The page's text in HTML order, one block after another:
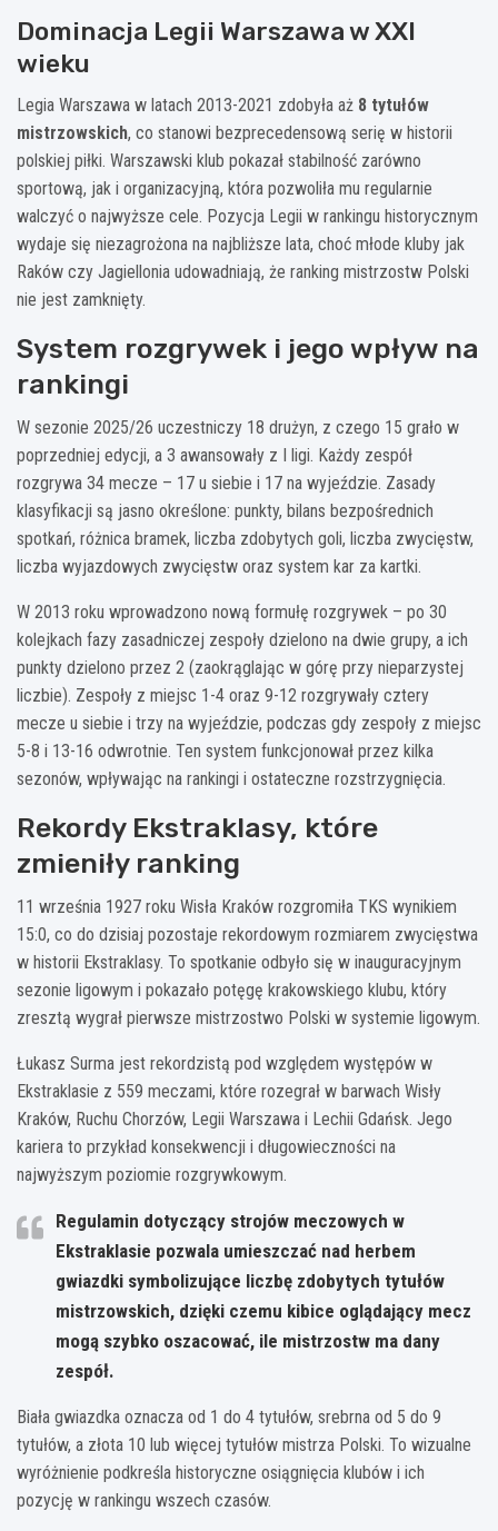
Dominacja Legii Warszawa w XXI
wieku
Legia Warszawa w latach 2013-2021 zdobyła aż 8 tytułów
mistrzowskich, co stanowi bezprecedensową serię w historii
polskiej piłki. Warszawski klub pokazał stabilność zarówno
sportową, jak i organizacyjną, która pozwoliła mu regularnie
walczyć o najwyższe cele. Pozycja Legii w rankingu historycznym
wydaje się niezagrożona na najbliższe lata, choć młode kluby jak
Raków czy Jagiellonia udowadniają, że ranking mistrzostw Polski
nie jest zamknięty.
System rozgrywek i jego wpływ na
rankingi
W sezonie 2025/26 uczestniczy 18 drużyn, z czego 15 grało w
poprzedniej edycji, a 3 awansowały z I ligi. Każdy zespół
rozgrywa 34 mecze – 17 u siebie i 17 na wyjeździe. Zasady
klasyfikacji są jasno określone: punkty, bilans bezpośrednich
spotkań, różnica bramek, liczba zdobytych goli, liczba zwycięstw,
liczba wyjazdowych zwycięstw oraz system kar za kartki.
W 2013 roku wprowadzono nową formułę rozgrywek – po 30
kolejkach fazy zasadniczej zespoły dzielono na dwie grupy, a ich
punkty dzielono przez 2 (zaokrąglając w górę przy nieparzystej
liczbie). Zespoły z miejsc 1-4 oraz 9-12 rozgrywały cztery
mecze u siebie i trzy na wyjeździe, podczas gdy zespoły z miejsc
5-8 i 13-16 odwrotnie. Ten system funkcjonował przez kilka
sezonów, wpływając na rankingi i ostateczne rozstrzygnięcia.
Rekordy Ekstraklasy, które
zmieniły ranking
11 września 1927 roku Wisła Kraków rozgromiła TKS wynikiem
15:0, co do dzisiaj pozostaje rekordowym rozmiarem zwycięstwa
w historii Ekstraklasy. To spotkanie odbyło się w inauguracyjnym
sezonie ligowym i pokazało potęgę krakowskiego klubu, który
zresztą wygrał pierwsze mistrzostwo Polski w systemie ligowym.
Łukasz Surma jest rekordzistą pod względem występów w
Ekstraklasie z 559 meczami, które rozegrał w barwach Wisły
Kraków, Ruchu Chorzów, Legii Warszawa i Lechii Gdańsk. Jego
kariera to przykład konsekwencji i długowieczności na
najwyższym poziomie rozgrywkowym.
Regulamin dotyczący strojów meczowych w
Ekstraklasie pozwala umieszczać nad herbem
gwiazdki symbolizujące liczbę zdobytych tytułów
mistrzowskich, dzięki czemu kibice oglądający mecz
mogą szybko oszacować, ile mistrzostw ma dany
zespół.
Biała gwiazdka oznacza od 1 do 4 tytułów, srebrna od 5 do 9
tytułów, a złota 10 lub więcej tytułów mistrza Polski. To wizualne
wyróżnienie podkreśla historyczne osiągnięcia klubów i ich
pozycję w rankingu wszech czasów.